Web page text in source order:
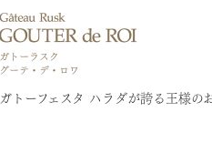
ガトーフェスタ ハラダが誇る王様の